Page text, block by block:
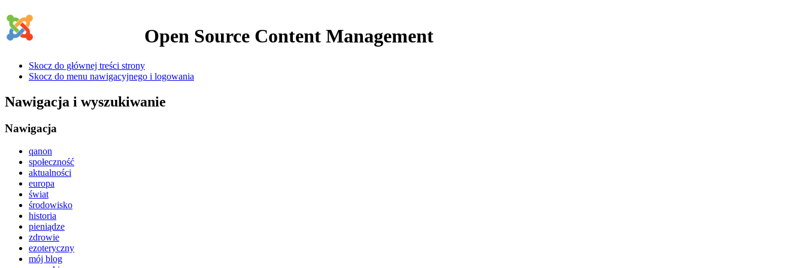
Open Source Content Management
Skocz do głównej treści strony
Skocz do menu nawigacyjnego i logowania
Nawigacja i wyszukiwanie
Nawigacja
qanon
społeczność
aktualności
europa
świat
środowisko
historia
pieniądze
zdrowie
ezoteryczny
mój blog